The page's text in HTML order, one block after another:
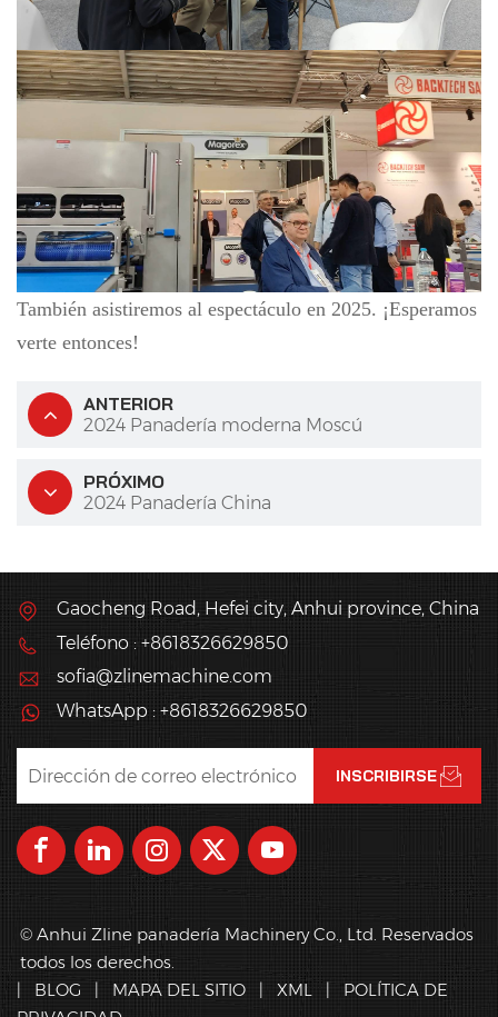
También asistiremos al espectáculo en 2025. ¡Esperamos
verte entonces!
ANTERIOR
2024 Panadería moderna Moscú
PRÓXIMO
2024 Panadería China
Gaocheng Road, Hefei city, Anhui province, China
Teléfono : +8618326629850
sofia@zlinemachine.com
WhatsApp : +8618326629850
© Anhui Zline panadería Machinery Co., Ltd. Reservados
todos los derechos.
|
BLOG | MAPA DEL SITIO | XML |
POLÍTICA DE